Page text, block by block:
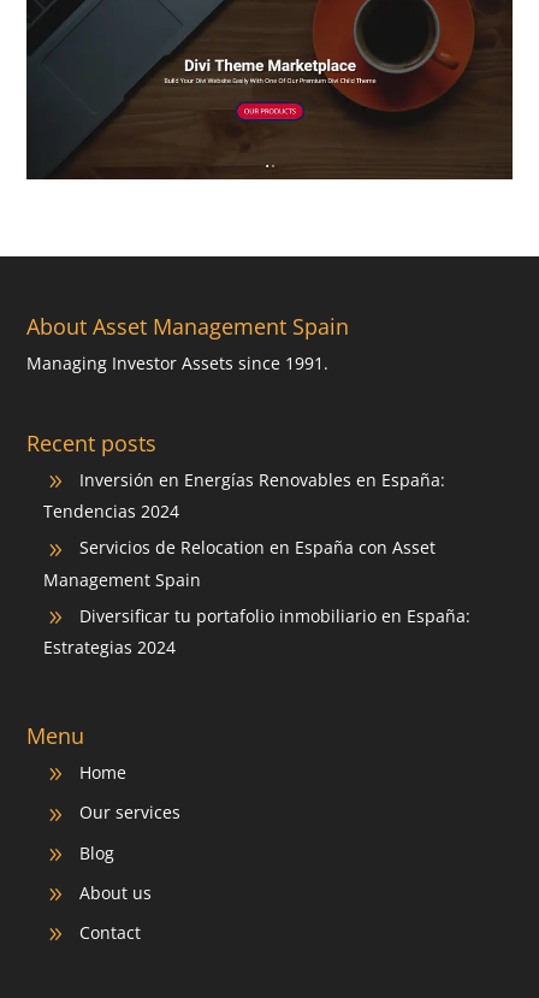
About Asset Management Spain
Managing Investor Assets since 1991.
Recent posts
9
Inversión en Energías Renovables en España:
Tendencias 2024
9
Servicios de Relocation en España con Asset
Management Spain
9
Diversificar tu portafolio inmobiliario en España:
Estrategias 2024
Menu
9 Home
9 Our services
9 Blog
9 About us
9 Contact